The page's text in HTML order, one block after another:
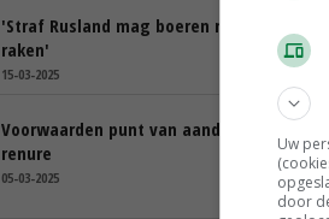
'Straf Rusland mag boeren niet
raken'
15-03-2025
Voorwaarden punt van aandacht bij
renure
05-03-2025
Uw
door